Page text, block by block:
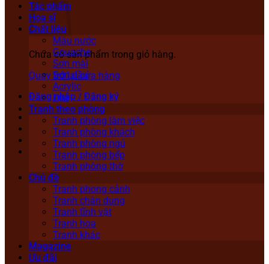
Chưa có sản phẩm trong giỏ hàng.
Quay trở lại cửa hàng
Đăng nhập / Đăng ký
Tác phẩm
Họa sĩ
Chất liệu
Màu nước
Gouache
Sơn mài
Sơn dầu
Acrylic
Lụa
Tranh theo phòng
Tranh phòng làm việc
Tranh phòng khách
Tranh phòng ngủ
Tranh phòng bếp
Tranh phòng thờ
Chủ đề
Tranh phong cảnh
Tranh chân dung
Tranh tĩnh vật
Tranh hoa
Tranh khác
Magazine
Ưu đãi